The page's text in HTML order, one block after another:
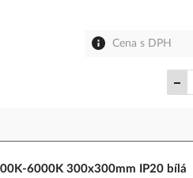
Cena s DPH
6000K 300x300mm IP20 bílá